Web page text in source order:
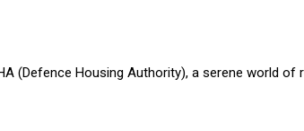
(Defence Housing Authority), a serene world of